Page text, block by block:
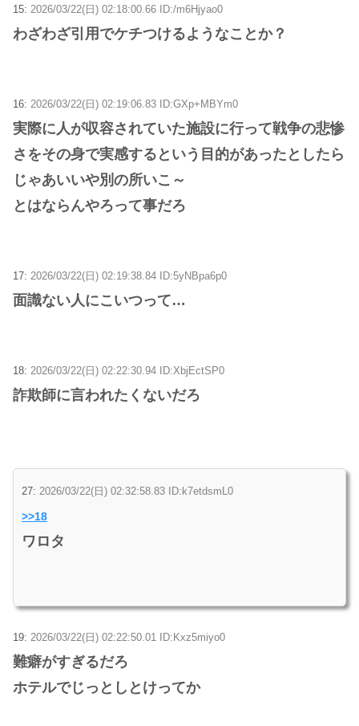
15: 2026/03/22(日) 02:18:00.66 ID:/m6Hjyao0
わざわざ引用でケチつけるようなことか？
16: 2026/03/22(日) 02:19:06.83 ID:GXp+MBYm0
実際に人が収容されていた施設に行って戦争の悲惨
さをその身で実感するという目的があったとしたら
じゃあいいや別の所いこ～
とはならんやろって事だろ
17: 2026/03/22(日) 02:19:38.84 ID:5yNBpa6p0
面識ない人にこいつって…
18: 2026/03/22(日) 02:22:30.94 ID:XbjEctSP0
詐欺師に言われたくないだろ
27: 2026/03/22(日) 02:32:58.83 ID:k7etdsmL0
>>18
ワロタ
19: 2026/03/22(日) 02:22:50.01 ID:Kxz5miyo0
難癖がすぎるだろ
ホテルでじっとしとけってか